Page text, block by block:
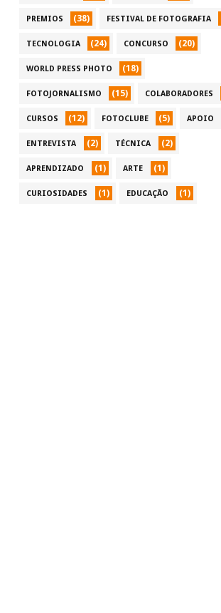
PREMIOS (38) FESTIVAL DE FOTOGRAFIA
TECNOLOGIA (24) CONCURSO (20)
WORLD PRESS PHOTO (18)
FOTOJORNALISMO (15) COLABORADORES
CURSOS (12) FOTOCLUBE (5) APOIO
ENTREVISTA (2) TÉCNICA (2)
APRENDIZADO (1) ARTE (1)
CURIOSIDADES (1) EDUCAÇÃO (1)